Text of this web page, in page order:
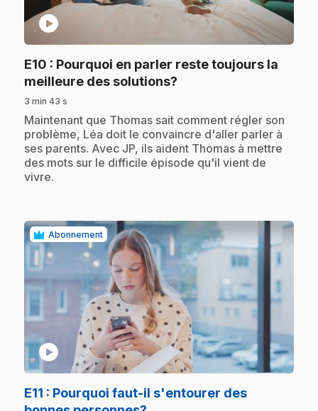
play_circle
E10 : Pourquoi en parler reste toujours la
meilleure des solutions?
3 min 43 s
.Maintenant que Thomas sait comment régler son
problème, Léa doit le convaincre d'aller parler à
ses parents. Avec JP, ils aident Thomas à mettre
des mots sur le difficile épisode qu'il vient de
vivre.
Abonnement
play_circle
E11 : Pourquoi faut-il s'entourer des